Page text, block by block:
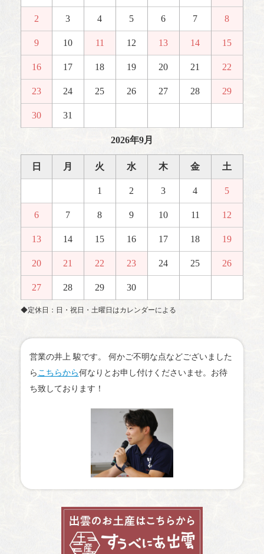
2 3 4 5 6 7 8
9 10 11 12 13 14 15
16 17 18 19 20 21 22
23 24 25 26 27 28 29
30 31
2026年9月
日 月 火 水 木 金 土
1 2 3 4 5
6 7 8 9 10 11 12
13 14 15 16 17 18 19
20 21 22 23 24 25 26
27 28 29 30
◆定休日：日・祝日・土曜日はカレンダーによる
営業の井上 駿です。 何かご不明な点などございました
ら こちらから何なりとお申し付けくださいませ。お待
ち致しております！